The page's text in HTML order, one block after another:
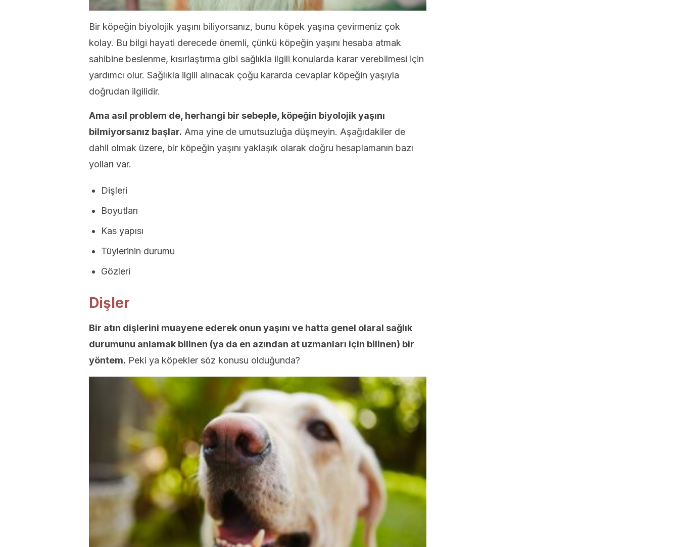
Bir köpeğin biyolojik yaşını biliyorsanız, bunu köpek yaşına çevirmeniz çok
kolay. Bu bilgi hayati derecede önemli, çünkü köpeğin yaşını hesaba atmak
sahibine beslenme, kısırlaştırma gibi sağlıkla ilgili konularda karar verebilmesi için
yardımcı olur. Sağlıkla ilgili alınacak çoğu kararda cevaplar köpeğin yaşıyla
doğrudan ilgilidir.
Ama asıl problem de, herhangi bir sebeple, köpeğin biyolojik yaşını
bilmiyorsanız başlar. Ama yine de umutsuzluğa düşmeyin. Aşağıdakiler de
dahil olmak üzere, bir köpeğin yaşını yaklaşık olarak doğru hesaplamanın bazı
yolları var.
Dişleri
Boyutları
Kas yapısı
Tüylerinin durumu
Gözleri
Dişler
Bir atın dişlerini muayene ederek onun yaşını ve hatta genel olaral sağlık
durumunu anlamak bilinen (ya da en azından at uzmanları için bilinen) bir
yöntem. Peki ya köpekler söz konusu olduğunda?